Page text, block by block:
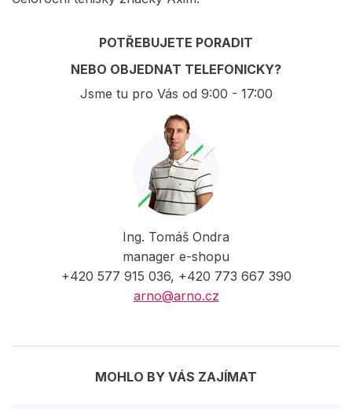
POTŘEBUJETE PORADIT
NEBO OBJEDNAT TELEFONICKY?
Jsme tu pro Vás od 9:00 - 17:00
Ing. Tomáš Ondra
manager e-shopu
+420 577 915 036, +420 773 667 390
arno@arno.cz
MOHLO BY VÁS ZAJÍMAT